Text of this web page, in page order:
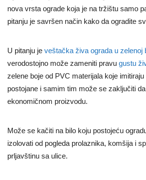
nova vrsta ograde koja je na tržištu samo
pitanju je savršen način kako da ogradite
U pitanju je veštačka živa ograda u zelenoj
verodostojno može zameniti pravu gustu
zelene boje od PVC materijala koje
postojane i samim tim može se zaključiti
ekonomičnom proizvodu.
Može se kačiti na bilo koju postojeću
izolovati od pogleda prolaznika, komšija i
prljavštinu sa ulice.